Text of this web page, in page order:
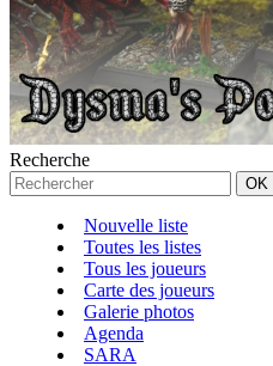
Recherche
Nouvelle liste
Toutes les listes
Tous les joueurs
Carte des joueurs
Galerie photos
Agenda
SARA